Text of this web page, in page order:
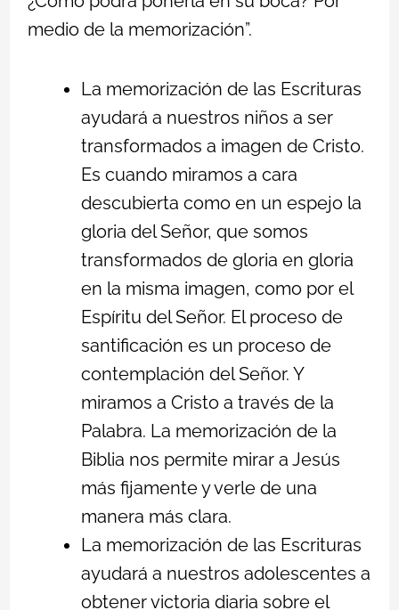
medio de la memorización”.
La memorización de las Escrituras
ayudará a nuestros niños a ser
transformados a imagen de Cristo.
Es cuando miramos a cara
descubierta como en un espejo la
gloria del Señor, que somos
transformados de gloria en gloria
en la misma imagen, como por el
Espíritu del Señor. El proceso de
santificación es un proceso de
contemplación del Señor. Y
miramos a Cristo a través de la
Palabra. La memorización de la
Biblia nos permite mirar a Jesús
más fijamente y verle de una
manera más clara.
La memorización de las Escrituras
ayudará a nuestros adolescentes a
obtener victoria diaria sobre el